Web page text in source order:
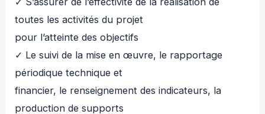
toutes les activités du projet
pour l’atteinte des objectifs
✓ Le suivi de la mise en œuvre, le rapportage
périodique technique et
financier, le renseignement des indicateurs, la
production de supports